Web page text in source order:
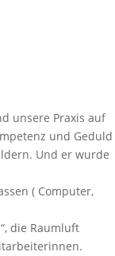
unsere Praxis auf
und Geduld
Und er wurde
( Computer,
die Raumluft